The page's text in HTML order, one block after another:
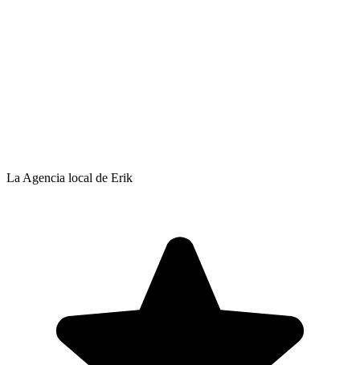
La Agencia local de Erik